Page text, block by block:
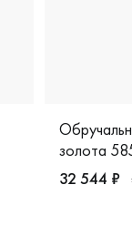
золота
32 544 ₽